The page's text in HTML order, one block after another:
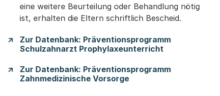
eine weitere Beurteilung oder Behandlung nötig
ist, erhalten die Eltern schriftlich Bescheid.
Zur Datenbank: Präventionsprogramm
Schulzahnarzt Prophylaxeunterricht
Zur Datenbank: Präventionsprogramm
Zahnmedizinische Vorsorge